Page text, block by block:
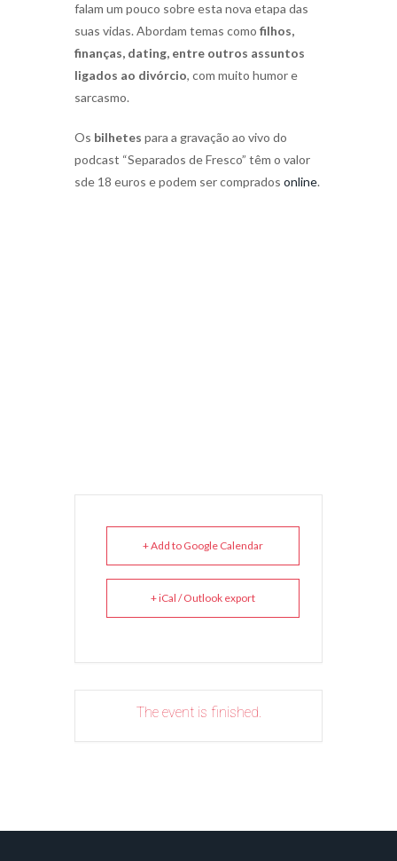
falam um pouco sobre esta nova etapa das
suas vidas. Abordam temas como filhos,
finanças, dating, entre outros assuntos
ligados ao divórcio, com muito humor e
sarcasmo.
Os bilhetes para a gravação ao vivo do
podcast “Separados de Fresco” têm o valor
sde 18 euros e podem ser comprados online.
+ Add to Google Calendar
+ iCal / Outlook export
The event is finished.